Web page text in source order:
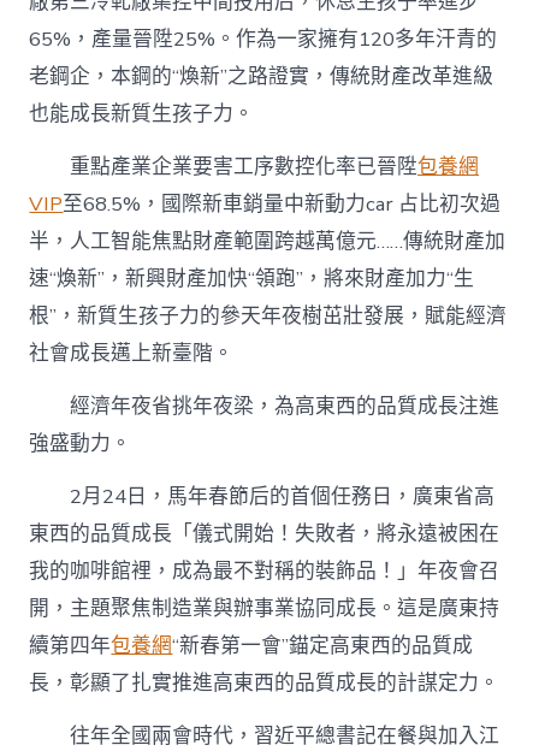
65%，產量晉陞25%。作為一家擁有120多年汗青的
老鋼企，本鋼的“煥新”之路證實，傳統財產改革進級
也能成長新質生孩子力。
重點產業企業要害工序數控化率已晉陞包養網
VIP至68.5%，國際新車銷量中新動力car 占比初次過
半，人工智能焦點財產範圍跨越萬億元……傳統財產加
速“煥新”，新興財產加快“領跑”，將來財產加力“生
根”，新質生孩子力的參天年夜樹茁壯發展，賦能經濟
社會成長邁上新臺階。
經濟年夜省挑年夜梁，為高東西的品質成長注進
強盛動力。
2月24日，馬年春節后的首個任務日，廣東省高
東西的品質成長「儀式開始！失敗者，將永遠被困在
我的咖啡館裡，成為最不對稱的裝飾品！」年夜會召
開，主題聚焦制造業與辦事業協同成長。這是廣東持
續第四年包養網“新春第一會”錨定高東西的品質成
長，彰顯了扎實推進高東西的品質成長的計謀定力。
往年全國兩會時代，習近平總書記在餐與加入江